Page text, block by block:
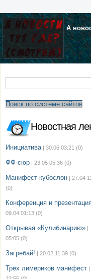
А
Поиск по системе сайтов
Новостная
Инициатива | 30.06 03:21 (0)
ФФ-сюр | 23.05 05:36 (0)
Манифест-кубослон | 27.04
(0)
Конференция и
09.04 01:13 (0)
Открывая «Кулибинарию» |
05:05 (0)
Загребай! | 20.02 11:39 (0)
Трёх лимериков манифест